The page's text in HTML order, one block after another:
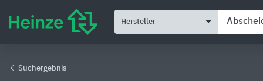
Hersteller
Suchergebnis